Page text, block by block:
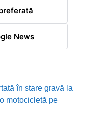
News
în stare gravă la
motocicletă pe